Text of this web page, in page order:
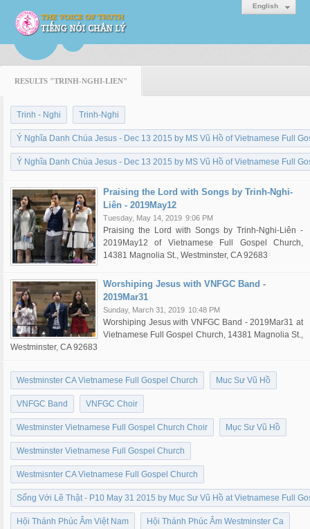
English
RESULTS "TRINH-NGHI-LIEN"
Trinh - Nghi Trinh-Nghi
Ý Nghĩa Danh Chúa Jesus - Dec 13 2015 by MS Vũ Hồ of Vietnamese Full
Ý Nghĩa Danh Chúa Jesus - Dec 13 2015 by MS Vũ Hồ of Vietnamese Full
Praising the Lord with Songs by Trinh-Nghi-
Liên - 2019May12
Tuesday, May 14, 2019 9:06 PM
Praising the Lord with Songs by Trinh-Nghi-Liên -
2019May12 of Vietnamese Full Gospel Church,
14381 Magnolia St., Westminster, CA 92683
Worshiping Jesus with VNFGC Band -
2019Mar31
Sunday, March 31, 2019 10:48 PM
Worshiping Jesus with VNFGC Band - 2019Mar31 at
Vietnamese Full Gospel Church, 14381 Magnolia St.,
Westminster, CA 92683
Westminster CA Vietnamese Full Gospel Church Muc Sư Vũ Hồ
VNFGC Band VNFGC Choir
Westminster Vietnamese Full Gospel Church Choir Mục Sư Vũ Hồ
Westminster Vietnamese Full Gospel Church
Westmisnter CA Vietnamese Full Gospel Church
Sống Với Lẽ Thật - P10 May 31 2015 by Mục Sư Vũ Hồ at Vietnamese Full
Hội Thánh Phúc Âm Việt Nam Hội Thánh Phúc Âm Westminster Ca